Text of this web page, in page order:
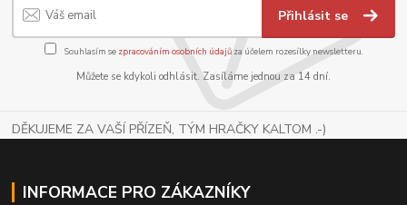
Přihlásit se
Souhlasím se zpracováním osobních údajůza účelem rozesílky newsletteru.
Můžete se kdykoli odhlásit. Zasíláme jednou za 14 dní.
DĚKUJEME ZA VAŠÍ PŘÍZEŇ, TÝM HRAČKY KALTOM .-)
INFORMACE PRO ZÁKAZNÍKY